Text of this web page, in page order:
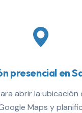
presencial en
abrir la ubicación
Maps y